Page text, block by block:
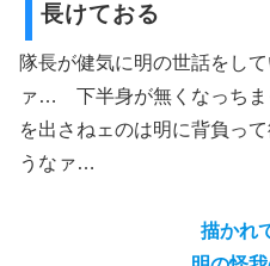
長けておる
隊長が健気に明の世話をし
ァ… 下半身が無くなっちま
を出さねェのは明に背負っ
うなァ…
描かれ